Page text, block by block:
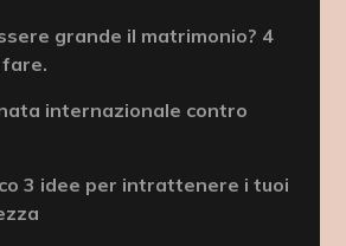
grande il matrimonio? 4
fare.
internazionale contro
3 idee per intrattenere i tuoi